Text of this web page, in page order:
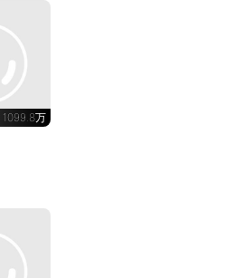
1099.8万